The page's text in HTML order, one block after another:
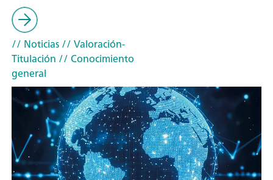
// Noticias// Valoración-
Titulación // Conocimiento
general